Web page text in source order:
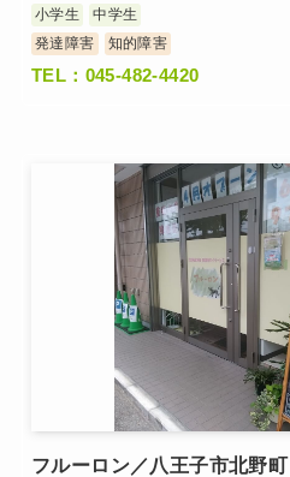
小学生
中学生
発達障害
知的障害
TEL：045-482-4420
フルーロン／八王子市北野町